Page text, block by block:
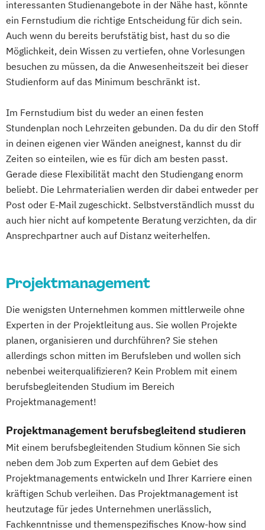
Gesundheitswesen
Digitale Betriebswirtschaftslehre
Digitale Transformation Diätetik
E-Beratung in der Pädagogik
E-Commerce Elektrotechnik
Engineering Management (DE/EN)
Entrepreneurship (DE/EN) Ergotherapie
Ernährungswissenschaften
Eventmanagement Facility Management
Accounting und Taxation (DE/EN)
Finanzmanagement
Finanzmanagement für Bankkaufleute
Gerontologie
Gesundheitsmanagement
Gesundheitspsychologie
Gesundheitspädagogik
Gesundheitsökonomie
Growth Hacking (DE/EN)
Growth Hacking for Entrepreneurs (DE/EN)
Heilpädagogik und Inklusion
Heilpädagogik/Inklusionspädagogik
Hotelmanagement (DE/EN)
IT-Management Immobilienmanagement
Immobilienmanagement für
Immobilienkaufleute
Medienmanagement
Online Marketing und Social Media
Psychologie
Psychologie des Kindes- und Jugendalters
Soziale Arbeit (einphasig) (B.A.)
Sozialmanagement
Sozialpädagogik (einphasig) (B.A.)
Sozialpädagogik (zweiphasig) (B.A.)
Tourismus- und Eventmanagement
UX Design Unternehmensrecht
Vertriebspsychologie
Wirtschaftsinformatik
Wirtschaftsingenieur
Wirtschaftspsychologie
interessanten Studienangebote in der Nähe hast, könnte
ein Fernstudium die richtige Entscheidung für dich sein.
Auch wenn du bereits berufstätig bist, hast du so die
Möglichkeit, dein Wissen zu vertiefen, ohne Vorlesungen
besuchen zu müssen, da die Anwesenheitszeit bei dieser
Studienform auf das Minimum beschränkt ist.
Im Fernstudium bist du weder an einen festen
Stundenplan noch Lehrzeiten gebunden. Da du dir den Stoff
in deinen eigenen vier Wänden aneignest, kannst du dir
Zeiten so einteilen, wie es für dich am besten passt.
Gerade diese Flexibilität macht den Studiengang enorm
beliebt. Die Lehrmaterialien werden dir dabei entweder per
Post oder E-Mail zugeschickt. Selbstverständlich musst du
auch hier nicht auf kompetente Beratung verzichten, da dir
Ansprechpartner auch auf Distanz weiterhelfen.
Projektmanagement
Die wenigsten Unternehmen kommen mittlerweile ohne
Experten in der Projektleitung aus. Sie wollen Projekte
planen, organisieren und durchführen? Sie stehen
allerdings schon mitten im Berufsleben und wollen sich
nebenbei weiterqualifizieren? Kein Problem mit einem
berufsbegleitenden Studium im Bereich
Projektmanagement!
Projektmanagement berufsbegleitend studieren
Mit einem berufsbegleitenden Studium können Sie sich
neben dem Job zum Experten auf dem Gebiet des
Projektmanagements entwickeln und Ihrer Karriere einen
kräftigen Schub verleihen. Das Projektmanagement ist
heutzutage für jedes Unternehmen unerlässlich,
Fachkenntnisse und themenspezifisches Know-how sind